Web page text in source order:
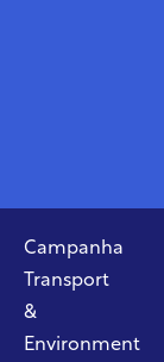
Campanha
Transport
&
Environment